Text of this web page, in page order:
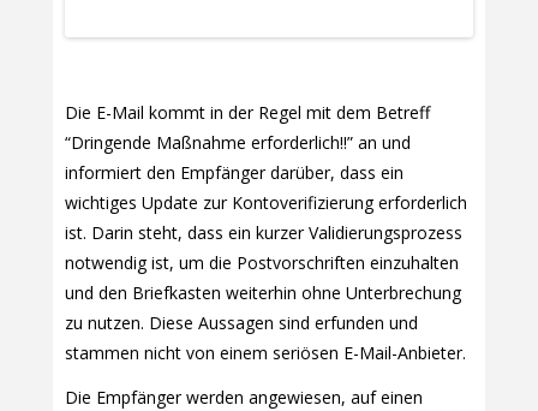
Die E-Mail kommt in der Regel mit dem Betreff
“Dringende Maßnahme erforderlich!!” an und
informiert den Empfänger darüber, dass ein
wichtiges Update zur Kontoverifizierung erforderlich
ist. Darin steht, dass ein kurzer Validierungsprozess
notwendig ist, um die Postvorschriften einzuhalten
und den Briefkasten weiterhin ohne Unterbrechung
zu nutzen. Diese Aussagen sind erfunden und
stammen nicht von einem seriösen E-Mail-Anbieter.
Die Empfänger werden angewiesen, auf einen